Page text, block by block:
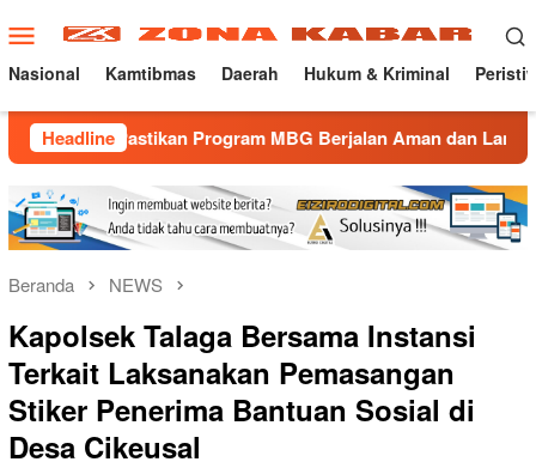
ke
konten
Menu
Mobile
Nasional Kamtibmas Daerah Hukum & Kriminal
Headline
Program MBG Berjalan Aman dan Lancar Gatur
Beranda NEWS
Kapolsek Talaga Bersama Instansi
Terkait Laksanakan Pemasangan
Stiker Penerima Bantuan Sosial di
Desa Cikeusal